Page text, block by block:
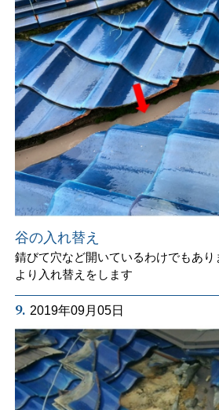
谷の入れ替え
錆びて穴など開いているわけでもあり
より入れ替えをします
9. 2019年09月05日